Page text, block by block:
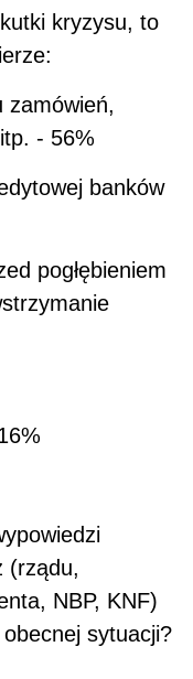
kryzysu, to
zamówień,
- 56%
banków
pogłębieniem
(rządu,
NBP, KNF)
sytuacji?